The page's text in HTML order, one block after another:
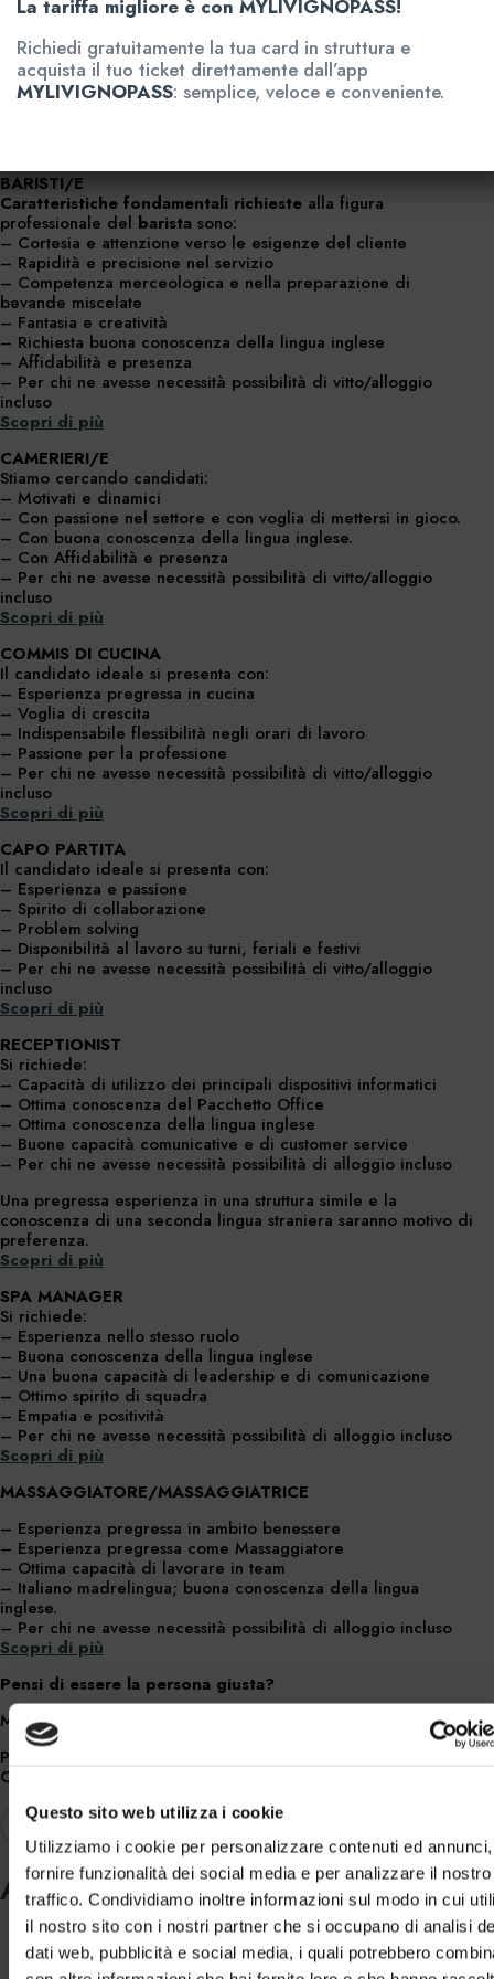
Questo sito web utilizza i cookie
Utilizziamo i cookie per personalizzare contenuti ed
fornire funzionalità dei social media e per analizzare il nostro
traffico. Condividiamo inoltre informazioni sul modo in cui
il nostro sito con i nostri partner che si occupano di analisi
dati web, pubblicità e social media, i quali potrebbero
BARISTI/E
Caratteristiche fondamentali richieste alla figura
professionale del barista sono:
– Cortesia e attenzione verso le esigenze del cliente
– Rapidità e precisione nel servizio
– Competenza merceologica e nella preparazione di
bevande miscelate
– Fantasia e creatività
– Richiesta buona conoscenza della lingua inglese
– Affidabilità e presenza
– Per chi ne avesse necessità possibilità di vitto/alloggio
incluso
Scopri di più
CAMERIERI/E
Stiamo cercando candidati:
– Motivati e dinamici
– Con passione nel settore e con voglia di mettersi in gioco.
– Con buona conoscenza della lingua inglese.
– Con Affidabilità e presenza
– Per chi ne avesse necessità possibilità di vitto/alloggio
incluso
Scopri di più
COMMIS DI CUCINA
Il candidato ideale si presenta con:
– Esperienza pregressa in cucina
– Voglia di crescita
– Indispensabile flessibilità negli orari di lavoro
– Passione per la professione
– Per chi ne avesse necessità possibilità di vitto/alloggio
incluso
Scopri di più
CAPO PARTITA
Il candidato ideale si presenta con:
– Esperienza e passione
– Spirito di collaborazione
– Problem solving
– Disponibilità al lavoro su turni, feriali e festivi
– Per chi ne avesse necessità possibilità di vitto/alloggio
incluso
Scopri di più
RECEPTIONIST
Si richiede:
– Capacità di utilizzo dei principali dispositivi informatici
– Ottima conoscenza del Pacchetto Office
– Ottima conoscenza della lingua inglese
– Buone capacità comunicative e di customer service
– Per chi ne avesse necessità possibilità di alloggio incluso
Una pregressa esperienza in una struttura simile e la
conoscenza di una seconda lingua straniera saranno motivo di
preferenza.
Scopri di più
SPA MANAGER
Si richiede:
– Esperienza nello stesso ruolo
– Buona conoscenza della lingua inglese
– Una buona capacità di leadership e di comunicazione
– Ottimo spirito di squadra
– Empatia e positività
– Per chi ne avesse necessità possibilità di alloggio incluso
Scopri di più
MASSAGGIATORE/MASSAGGIATRICE
– Esperienza pregressa in ambito benessere
– Esperienza pregressa come Massaggiatore
– Ottima capacità di lavorare in team
– Italiano madrelingua; buona conoscenza della lingua
inglese.
– Per chi ne avesse necessità possibilità di alloggio incluso
Scopri di più
Pensi di essere la persona giusta?
Manda subito il tuo curriculum a:
info@aquagrandalivigno.com
Posted in
Cerca
Articoli recenti
Alpine Wellness Night presents: ESTATE IN QUOTA
WHITE BEACH PARTY: IL 7 AGOSTO SI CHIUDE
La tariffa migliore è con MYLIVIGNOPASS!
Richiedi gratuitamente la tua card in struttura e
acquista il tuo ticket direttamente dall’app
MYLIVIGNOPASS: semplice, veloce e conveniente.